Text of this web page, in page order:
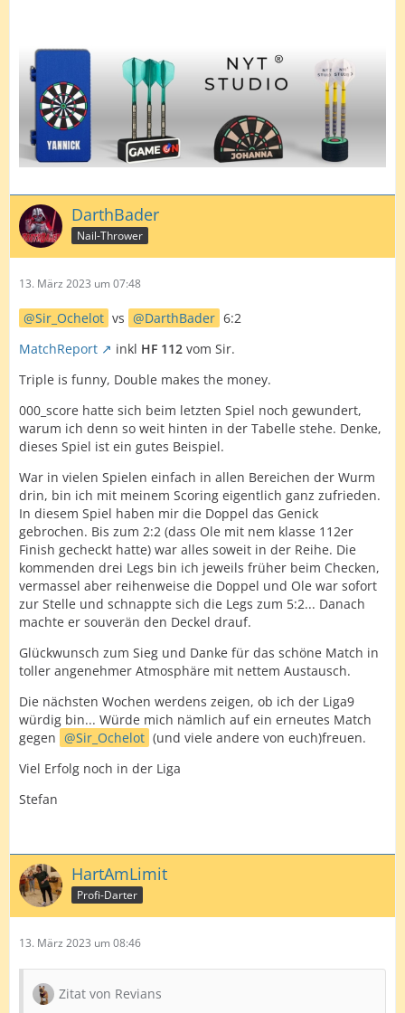
DarthBader
Nail-Thrower
13. März 2023 um 07:48
Sir_Ochelot vs DarthBader 6:2
MatchReport
inkl HF 112 vom Sir.
Triple is funny, Double makes the money.
000_score hatte sich beim letzten Spiel noch gewundert,
warum ich denn so weit hinten in der Tabelle stehe. Denke,
dieses Spiel ist ein gutes Beispiel.
War in vielen Spielen einfach in allen Bereichen der Wurm
drin, bin ich mit meinem Scoring eigentlich ganz zufrieden.
In diesem Spiel haben mir die Doppel das Genick
gebrochen. Bis zum 2:2 (dass Ole mit nem klasse 112er
Finish gecheckt hatte) war alles soweit in der Reihe. Die
kommenden drei Legs bin ich jeweils früher beim Checken,
vermassel aber reihenweise die Doppel und Ole war sofort
zur Stelle und schnappte sich die Legs zum 5:2... Danach
machte er souverän den Deckel drauf.
Glückwunsch zum Sieg und Danke für das schöne Match in
toller angenehmer Atmosphäre mit nettem Austausch.
Die nächsten Wochen werdens zeigen, ob ich der Liga9
würdig bin... Würde mich nämlich auf ein erneutes Match
gegen
Sir_Ochelot (und viele andere von euch)freuen.
Viel Erfolg noch in der Liga
Stefan
HartAmLimit
Profi-Darter
13. März 2023 um 08:46
Zitat von Revians